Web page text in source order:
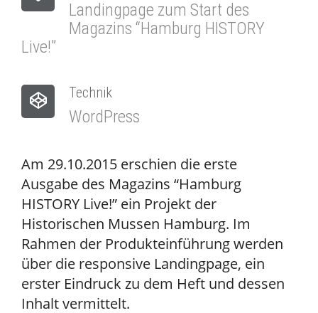
Landingpage zum Start des
Magazins “Hamburg HISTORY
Live!”
Technik
WordPress
Am 29.10.2015 erschien die erste
Ausgabe des Magazins “Hamburg
HISTORY Live!” ein Projekt der
Historischen Mussen Hamburg. Im
Rahmen der Produkteinführung werden
über die responsive Landingpage, ein
erster Eindruck zu dem Heft und dessen
Inhalt vermittelt.